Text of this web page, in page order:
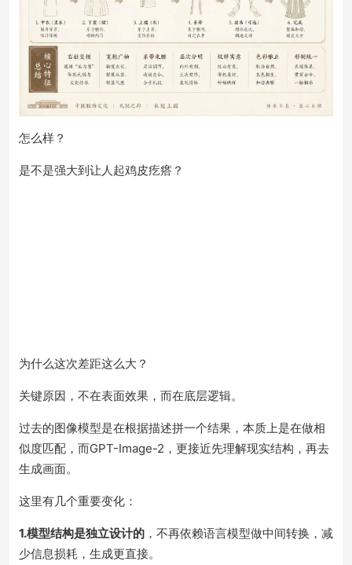
怎么样？
是不是强大到让人起鸡皮疙瘩？
为什么这次差距这么大？
关键原因，不在表面效果，而在底层逻辑。
过去的图像模型是在根据描述拼一个结果，本质上是在做相
似度匹配，而GPT-Image-2，更接近先理解现实结构，再去
生成画面。
这里有几个重要变化：
1.模型结构是独立设计的 ，不再依赖语言模型做中间转换，减
少信息损耗，生成更直接。